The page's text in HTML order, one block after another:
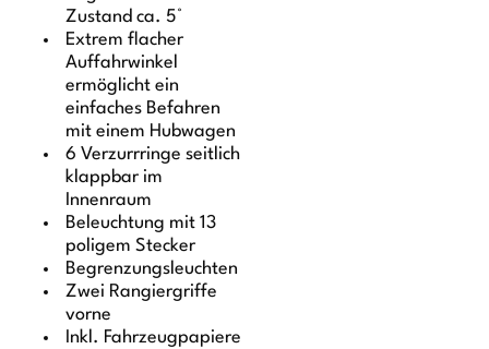
Zustand ca. 5°
Extrem flacher
Auffahrwinkel
ermöglicht ein
einfaches Befahren
mit einem Hubwagen
6 Verzurrringe seitlich
klappbar im
Innenraum
Beleuchtung mit 13
poligem Stecker
Begrenzungsleuchten
Zwei Rangiergriffe
vorne
Inkl. Fahrzeugpapiere